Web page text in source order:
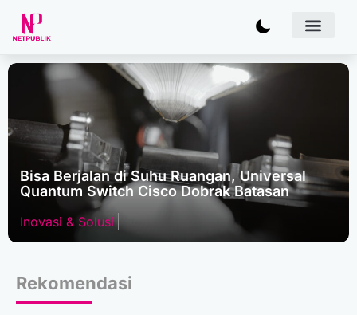
Bisa Berjalan di Suhu Ruangan, Universal
Quantum Switch Cisco Dobrak Batasan
Inovasi & Solusi
Rekomendasi